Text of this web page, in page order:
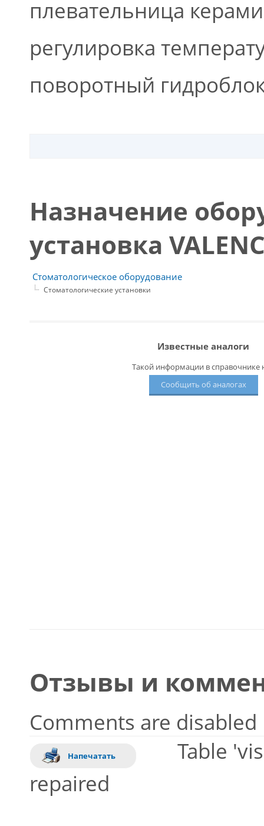
плевательница
регулировка
поворотный
Назначение
установка
Стоматологическое оборудование
Стоматологические установки
Известные аналоги
Такой информации в справочнике
Сообщить об аналогах
Отзывы и
Comments are disabled
Напечатать
Table
repaired